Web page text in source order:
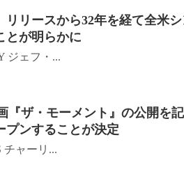
リリースから32年を経て全米
とが明らかに
ジェフ・...
『ザ・モーメント』の公開を
プンすることが決定
チャーリ...